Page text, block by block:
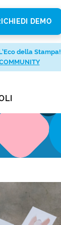
DEMO
della Stampa!